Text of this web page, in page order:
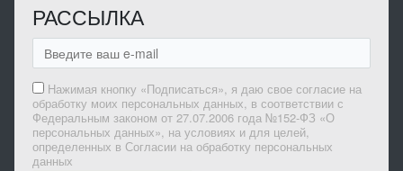
РАССЫЛКА
Нажимая кнопку «Подписаться», я даю свое согласие на
обработку моих персональных данных, в соответствии с
Федеральным законом от 27.07.2006 года №152-ФЗ «О
персональных данных», на условиях и для целей,
определенных в Согласии на обработку персональных
данных